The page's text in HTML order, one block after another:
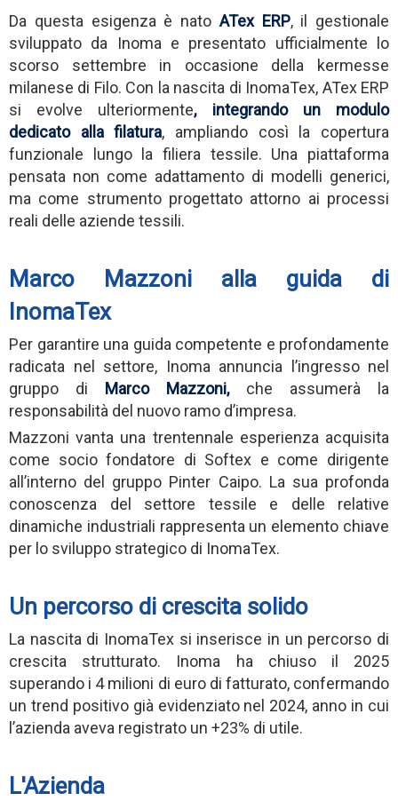
Da questa esigenza è nato ATex ERP, il gestionale
sviluppato da Inoma e presentato ufficialmente lo
scorso settembre in occasione della kermesse
milanese di Filo. Con la nascita di InomaTex, ATex ERP
si evolve ulteriormente, integrando un modulo
dedicato alla filatura, ampliando così la copertura
funzionale lungo la filiera tessile. Una piattaforma
pensata non come adattamento di modelli generici,
ma come strumento progettato attorno ai processi
reali delle aziende tessili.
Marco Mazzoni alla guida di
InomaTex
Per garantire una guida competente e profondamente
radicata nel settore, Inoma annuncia l’ingresso nel
gruppo di
Marco Mazzoni,che assumerà la
responsabilità del nuovo ramo d’impresa.
Mazzoni vanta una trentennale esperienza acquisita
come socio fondatore di Softex e come dirigente
all’interno del gruppo Pinter Caipo. La sua profonda
conoscenza del settore tessile e delle relative
dinamiche industriali rappresenta un elemento chiave
per lo sviluppo strategico di InomaTex.
Un percorso di crescita solido
La nascita di InomaTex si inserisce in un percorso di
crescita strutturato. Inoma ha chiuso il 2025
superando i 4 milioni di euro di fatturato, confermando
un trend positivo già evidenziato nel 2024, anno in cui
l’azienda aveva registrato un +23% di utile.
L'Azienda